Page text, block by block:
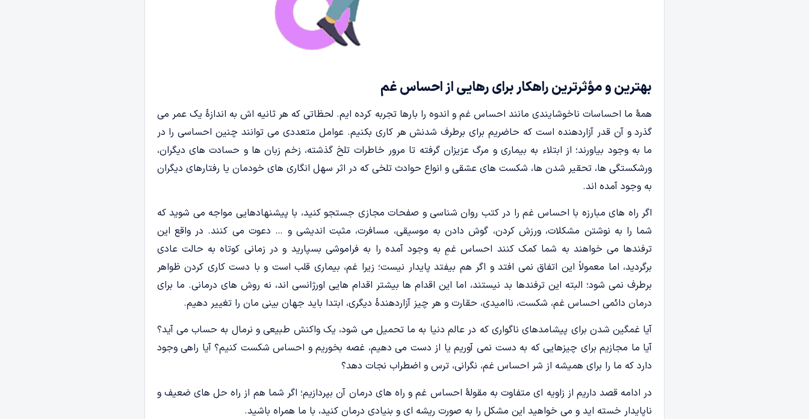
بهترین و مؤثرترین راهکار برای رهایی از احساس غم
همۀ ما احساسات ناخوشایندی مانند احساس غم و اندوه را بارها تجربه کرده ایم. لحظاتی که هر ثانیه اش به اندازۀ یک عمر می
گذرد و آن قدر آزاردهنده است که حاضریم برای برطرف شدنش هر کاری بکنیم. عوامل متعددی می توانند چنین احساسی را در
ما به وجود بیاورند؛ از ابتلاء به بیماری و مرگ عزیزان گرفته تا مرور خاطرات تلخ گذشته، زخم زبان ها و حسادت های دیگران،
ورشکستگی ها، تحقیر شدن ها، شکست های عشقی و انواع حوادث تلخی که در اثر سهل انگاری های خودمان یا رفتارهای دیگران
به وجود آمده اند.
اگر راه های مبارزه با احساس غم را در کتب روان شناسی و صفحات مجازی جستجو کنید، با پیشنهادهایی مواجه می شوید که
شما را به نوشتن مشکلات، ورزش کردن، گوش دادن به موسیقی، مسافرت، مثبت اندیشی و … دعوت می کنند. در واقع این
ترفندها می خواهند به شما کمک کنند احساس غمِ به وجود آمده را به فراموشی بسپارید و در زمانی کوتاه به حالت عادی
برگردید، اما معمولاً این اتفاق نمی افتد و اگر هم بیفتد پایدار نیست؛ زیرا غم، بیماری قلب است و با دست کاری کردن ظواهر
برطرف نمی شود؛ البته این ترفندها بد نیستند، اما این اقدام ها بیشتر اقدام هایی اورژانسی اند، نه روش های درمانی. ما برای
درمان دائمی احساس غم، شکست، ناامیدی، حقارت و هر چیز آزاردهندۀ دیگری، ابتدا باید جهان بینی مان را تغییر دهیم.
آیا غمگین شدن برای پیشامدهای ناگواری که در عالم دنیا به ما تحمیل می شود، یک واکنش طبیعی و نرمال به حساب می آید؟
آیا ما مجازیم برای چیزهایی که به دست نمی آوریم یا از دست می دهیم، غصه بخوریم و احساس شکست کنیم؟ آیا راهی وجود
دارد که ما را برای همیشه از شر احساس غم، نگرانی، ترس و اضطراب نجات دهد؟
در ادامه قصد داریم از زاویه ای متفاوت به مقولۀ احساس غم و راه های درمان آن بپردازیم؛ اگر شما هم از راه حل های ضعیف و
ناپایدار خسته اید و می خواهید این مشکل را به صورت ریشه ای و بنیادی درمان کنید، با ما همراه باشید.